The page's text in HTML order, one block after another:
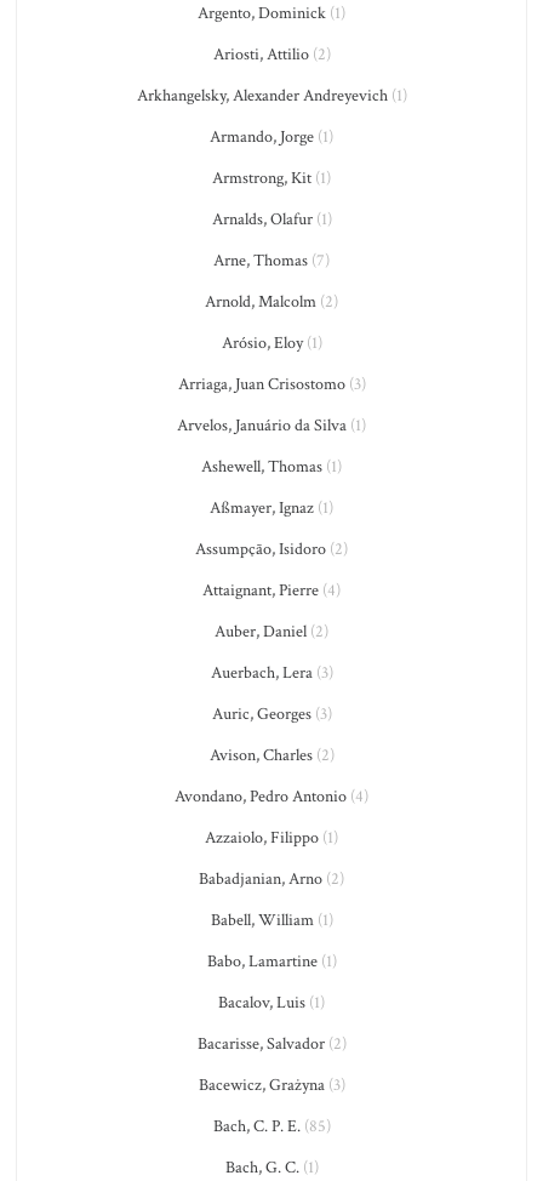
Argento, Dominick (1)
Ariosti, Attilio(2)
Arkhangelsky, Alexander Andreyevich(1)
Armando, Jorge (1)
Armstrong, Kit (1)
Arnalds, Olafur(1)
Arne, Thomas (7)
Arnold, Malcolm (2)
Arósio, Eloy(1)
Arriaga, Juan Crisostomo(3)
Arvelos, Januário da Silva (1)
Ashewell, Thomas (1)
Aßmayer, Ignaz (1)
Assumpção, Isidoro (2)
Attaignant, Pierre (4)
Auber, Daniel (2)
Auerbach, Lera(3)
Auric, Georges(3)
Avison, Charles(2)
Avondano, Pedro Antonio (4)
Azzaiolo, Filippo (1)
Babadjanian, Arno (2)
Babell, William(1)
Babo, Lamartine(1)
Bacalov, Luis (1)
Bacarisse, Salvador(2)
Bacewicz, Grażyna(3)
Bach, C. P. E.(85)
Bach, G. C.(1)